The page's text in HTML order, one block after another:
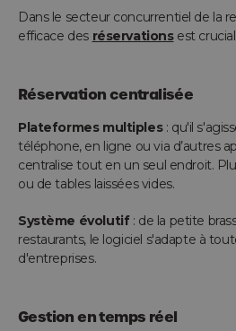
Dans le secteur concurrentiel de la
efficace des réservationsest
Réservation centralisée
Plateformes multiples: qu'il
téléphone, en ligne ou via d’autres
centralise tout en un seul endroit.
ou de tables laissées vides.
Système évolutif: de la petite
restaurants, le logiciel s'adapte à
d'entreprises.
Gestion en temps réel